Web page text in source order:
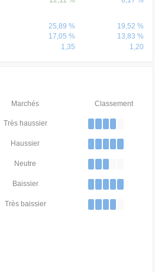
25,89 %
19,52 %
17,05 %
13,83 %
1,35 1,20
Marchés Classement
Très haussier
Haussier
Neutre
Baissier
Très baissier